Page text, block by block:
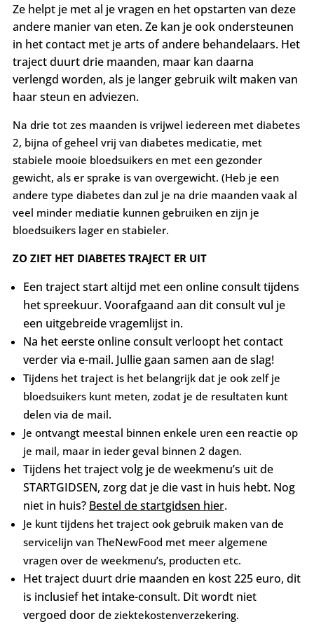
Ze helpt je met al je vragen en het opstarten van deze
andere manier van eten. Ze kan je ook ondersteunen
in het contact met je arts of andere behandelaars. Het
traject duurt drie maanden, maar kan daarna
verlengd worden, als je langer gebruik wilt maken van
haar steun en adviezen.
Na drie tot zes maanden is vrijwel iedereen met diabetes
2, bijna of geheel vrij van diabetes medicatie, met
stabiele mooie bloedsuikers en met een gezonder
gewicht, als er sprake is van overgewicht. (Heb je een
andere type diabetes dan zul je na drie maanden vaak al
veel minder mediatie kunnen gebruiken en zijn je
bloedsuikers lager en stabieler.
ZO ZIET HET DIABETES TRAJECT ER UIT
Een traject start altijd met een online consult tijdens
het spreekuur. Voorafgaand aan dit consult vul je
een uitgebreide vragemlijst in.
Na het eerste online consult verloopt het contact
verder via e-mail. Jullie gaan samen aan de slag!
Tijdens het traject is het belangrijk dat je ook zelf je
bloedsuikers kunt meten, zodat je de resultaten kunt
delen via de mail.
Je ontvangt meestal binnen enkele uren een reactie op
je mail, maar in ieder geval binnen 2 dagen.
Tijdens het traject volg je de weekmenu’s uit de
STARTGIDSEN, zorg dat je die vast in huis hebt. Nog
niet in huis? Bestel de startgidsen hier.
Je kunt tijdens het traject ook gebruik maken van de
servicelijn van TheNewFood met meer algemene
vragen over de weekmenu’s, producten etc.
Het traject duurt drie maanden en kost 225 euro, dit
is inclusief het intake-consult. Dit wordt niet
vergoed door de ziektekostenverzekering.